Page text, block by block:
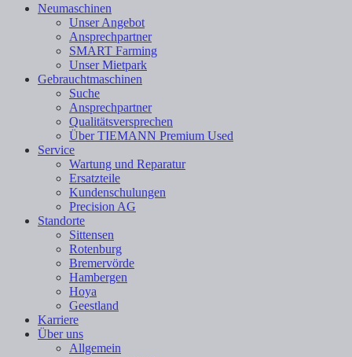
Neumaschinen
Unser Angebot
Ansprechpartner
SMART Farming
Unser Mietpark
Gebrauchtmaschinen
Suche
Ansprechpartner
Qualitätsversprechen
Über TIEMANN Premium Used
Service
Wartung und Reparatur
Ersatzteile
Kundenschulungen
Precision AG
Standorte
Sittensen
Rotenburg
Bremervörde
Hambergen
Hoya
Geestland
Karriere
Über uns
Allgemein